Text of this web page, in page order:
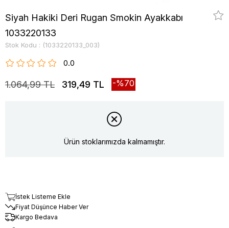
Siyah Hakiki Deri Rugan Smokin Ayakkabı
1033220133
Stok Kodu (1033220133_003)
0.0
1.064,99 TL 319,49 TL 70
Ürün stoklarımızda kalmamıştır.
İstek Listeme Ekle
Fiyat Düşünce Haber Ver
Kargo Bedava